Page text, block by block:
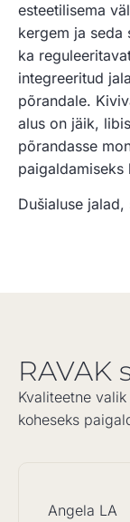
esteetilisema
kergem ja seda
ka
integreeritud
põrandale.
alus on jäik,
põrandasse
paigaldamiseks
Dušialuse
RAVAK
Kvaliteetne
koheseks
Angela LA